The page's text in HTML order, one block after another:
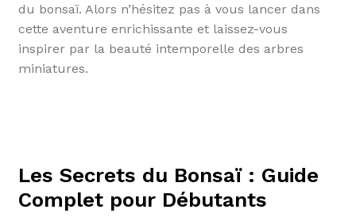
du bonsaï. Alors n’hésitez pas à vous lancer dans
cette aventure enrichissante et laissez-vous
inspirer par la beauté intemporelle des arbres
miniatures.
Les Secrets du Bonsaï : Guide
Complet pour Débutants